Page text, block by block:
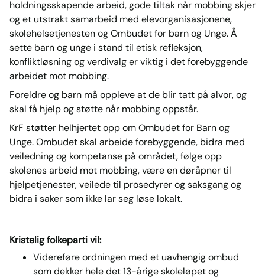
holdningsskapende arbeid, gode tiltak når mobbing skjer
og et utstrakt samarbeid med elevorganisasjonene,
skolehelsetjenesten og Ombudet for barn og Unge. Å
sette barn og unge i stand til etisk refleksjon,
konfliktløsning og verdivalg er viktig i det forebyggende
arbeidet mot mobbing.
Foreldre og barn må oppleve at de blir tatt på alvor, og
skal få hjelp og støtte når mobbing oppstår.
KrF støtter helhjertet opp om Ombudet for Barn og
Unge. Ombudet skal arbeide forebyggende, bidra med
veiledning og kompetanse på området, følge opp
skolenes arbeid mot mobbing, være en døråpner til
hjelpetjenester, veilede til prosedyrer og saksgang og
bidra i saker som ikke lar seg løse lokalt.
Kristelig folkeparti vil:
Videreføre ordningen med et uavhengig ombud
som dekker hele det 13-årige skoleløpet og